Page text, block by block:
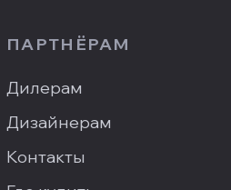
ПАРТНЁРАМ
Дилерам
Дизайнерам
Контакты